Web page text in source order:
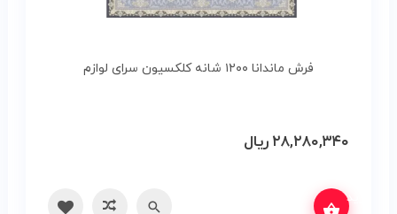
فرش ماندانا ۱۲۰۰ شانه کلکسیون سرای لوازم
۲۸,۲۸۰,۳۴۰ ریال
مقایسه بگیرید